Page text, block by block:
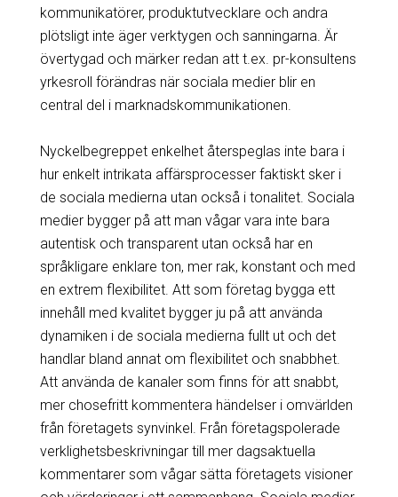
kommunikatörer, produktutvecklare och andra
plötsligt inte äger verktygen och sanningarna. Är
övertygad och märker redan att t.ex. pr-konsultens
yrkesroll förändras när sociala medier blir en
central del i marknadskommunikationen.
Nyckelbegreppet enkelhet återspeglas inte bara i
hur enkelt intrikata affärsprocesser faktiskt sker i
de sociala medierna utan också i tonalitet. Sociala
medier bygger på att man vågar vara inte bara
autentisk och transparent utan också har en
språkligare enklare ton, mer rak, konstant och med
en extrem flexibilitet. Att som företag bygga ett
innehåll med kvalitet bygger ju på att använda
dynamiken i de sociala medierna fullt ut och det
handlar bland annat om flexibilitet och snabbhet.
Att använda de kanaler som finns för att snabbt,
mer chosefritt kommentera händelser i omvärlden
från företagets synvinkel. Från företagspolerade
verklighetsbeskrivningar till mer dagsaktuella
kommentarer som vågar sätta företagets visioner